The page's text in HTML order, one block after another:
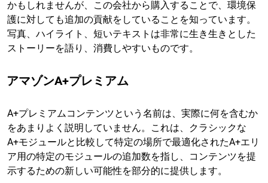
かもしれませんが、この会社から購入することで、環境保
護に対しても追加の貢献をしていることを知っています。
写真、ハイライト、短いテキストは非常に生き生きとした
ストーリーを語り、消費しやすいものです。
アマゾンA+プレミアム
A+プレミアムコンテンツという名前は、実際に何を含むか
をあまりよく説明していません。これは、クラシックな
A+モジュールと比較して特定の場所で最適化されたA+エリ
ア用の特定のモジュールの追加数を指し、コンテンツを提
示するための新しい可能性を部分的に提供します。